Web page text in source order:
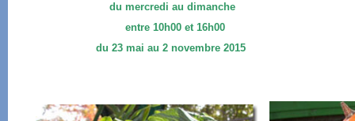
du mercredi au dimanche
entre 10h00 et 16h00
du 23 mai au 2 novembre 2015